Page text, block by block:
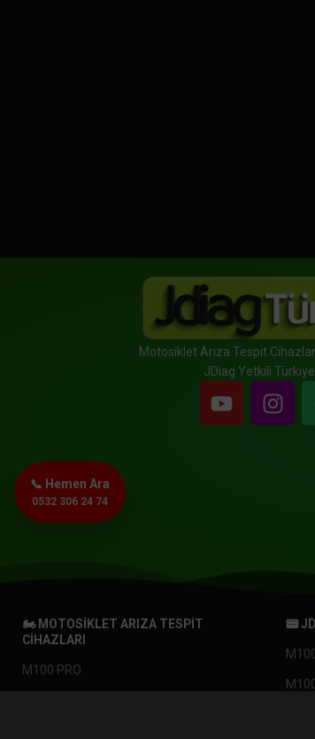
Motosiklet Arıza Tespit
JDiag Yetkili
🏍️ MOTOSIKLET ARIZA TESPIT
CIHAZLARI
M100 PRO
📟
📞 Hemen Ara
0532 306 24 74